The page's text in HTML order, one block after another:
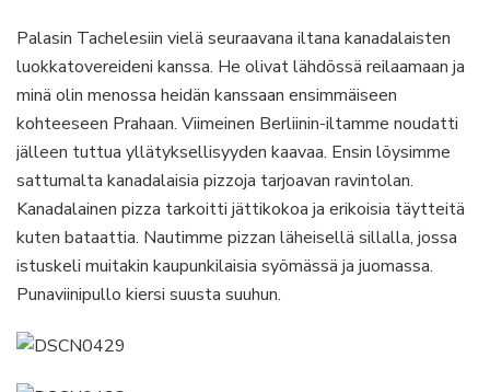
Palasin Tachelesiin vielä seuraavana iltana kanadalaisten
luokkatovereideni kanssa. He olivat lähdössä reilaamaan ja
minä olin menossa heidän kanssaan ensimmäiseen
kohteeseen Prahaan. Viimeinen Berliinin-iltamme noudatti
jälleen tuttua yllätyksellisyyden kaavaa. Ensin löysimme
sattumalta kanadalaisia pizzoja tarjoavan ravintolan.
Kanadalainen pizza tarkoitti jättikokoa ja erikoisia täytteitä
kuten bataattia. Nautimme pizzan läheisellä sillalla, jossa
istuskeli muitakin kaupunkilaisia syömässä ja juomassa.
Punaviinipullo kiersi suusta suuhun.